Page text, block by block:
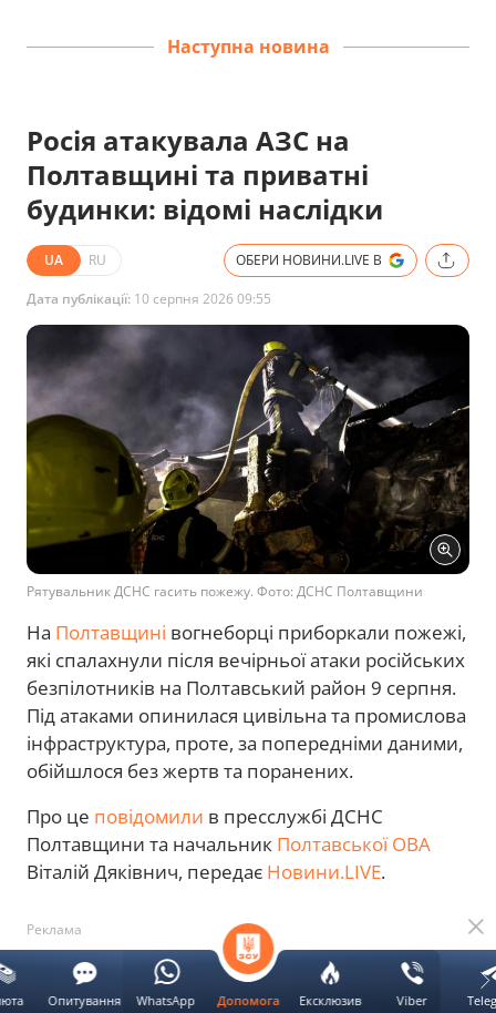
Наступна новина
Росія атакувала АЗС на
Полтавщині та приватні
будинки: відомі наслідки
UA RU ОБЕРИ НОВИНИ.LIVE В
Дата публікації: 10 серпня 2026 09:55
Рятувальник ДСНС гасить пожежу. Фото: ДСНС Полтавщини
На Полтавщині вогнеборці приборкали пожежі,
які спалахнули після вечірньої атаки російських
безпілотників на Полтавський район 9 серпня.
Під атаками опинилася цивільна та промислова
інфраструктура, проте, за попередніми даними,
обійшлося без жертв та поранених.
Про це повідомили в пресслужбі ДСНС
Полтавщини та начальник Полтавської ОВА
Віталій Дяківнич, передає Новини.LIVE.
Реклама
Росія атакувала Полтавську область 9
Допомога Ексклюзив Viber
Опитування WhatsApp